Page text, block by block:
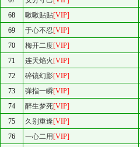
68
啾啾贴贴[VIP]
69
于心不忍[VIP]
70
梅开二度[VIP]
71
连天焰火 [VIP]
72
碎镜幻影[VIP]
73
弹指一瞬[VIP]
74
醉生梦死[VIP]
75
久别重逢[VIP]
76
一心二用 [VIP]